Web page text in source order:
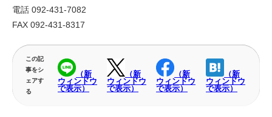
電話 092-431-7082
FAX 092-431-8317
この記
事をシ
ェアす
る
（新
ウィンドウ
で表示）
（新
ウィンドウ
で表示）
（新
ウィンドウ
で表示）
（新
ウィンドウ
で表示）